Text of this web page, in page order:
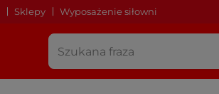
Sklepy Wyposażenie siłowni